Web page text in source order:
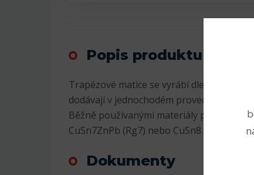
Popis produktu
Trapézové matice se vyrábí dle DIN 103,
dodávají v jednochodém provedení.
Běžně používanými materiály pro výrobu
CuSn7ZnPb (Rg7) nebo CuSn8
Dokumenty